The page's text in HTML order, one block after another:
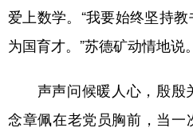
爱上数学。“我要始终坚持教
为国育才。”苏德矿动情地说。
声声问候暖人心，殷殷
念章佩在老党员胸前，当一